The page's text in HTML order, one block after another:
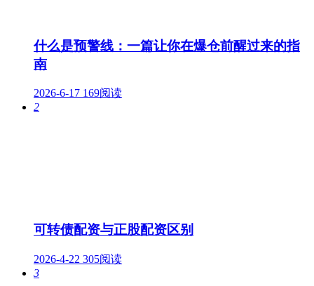
什么是预警线：一篇让你在爆仓前醒过来的指
南
2026-6-17 169阅读
2
可转债配资与正股配资区别
2026-4-22 305阅读
3